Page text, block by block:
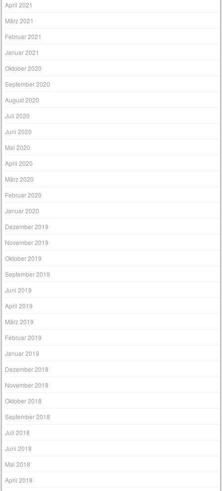
April 2021
März 2021
Februar 2021
Januar 2021
Oktober 2020
September 2020
August 2020
Juli 2020
Juni 2020
Mai 2020
April 2020
März 2020
Februar 2020
Januar 2020
Dezember 2019
November 2019
Oktober 2019
September 2019
Juni 2019
April 2019
März 2019
Februar 2019
Januar 2019
Dezember 2018
November 2018
Oktober 2018
September 2018
Juli 2018
Juni 2018
Mai 2018
April 2018